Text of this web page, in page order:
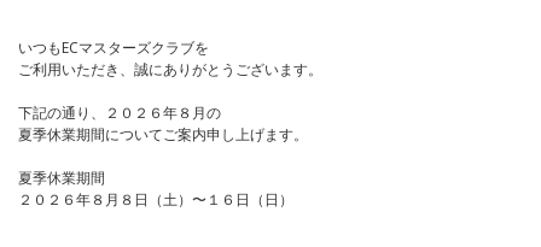
いつもECマスターズクラブを
ご利用いただき、誠にありがとうございます。
下記の通り、２０２６年８月の
夏季休業期間についてご案内申し上げます。
夏季休業期間
２０２６年８月８日（土）〜１６日（日）